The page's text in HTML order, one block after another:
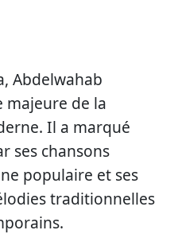
Abdelwahab
majeure de la
Il a marqué
ses chansons
populaire et ses
traditionnelles